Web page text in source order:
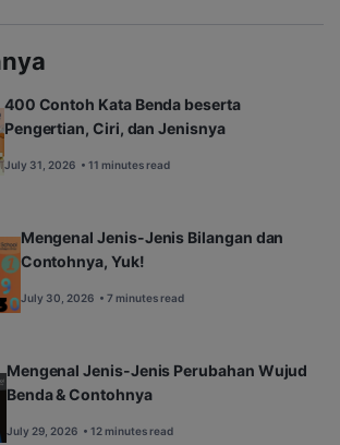
400 Contoh Kata Benda beserta
Pengertian, Ciri, dan Jenisnya
July 31, 2026 • 11 minutes read
Mengenal Jenis-Jenis Bilangan dan
Contohnya, Yuk!
July 30, 2026 • 7 minutes read
Mengenal Jenis-Jenis Perubahan Wujud
Benda & Contohnya
July 29, 2026 • 12 minutes read